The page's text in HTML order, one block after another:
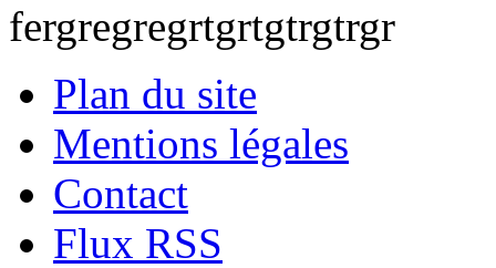
fergregregrtgrtgtrgtrgr
Plan du site
Mentions légales
Contact
Flux RSS